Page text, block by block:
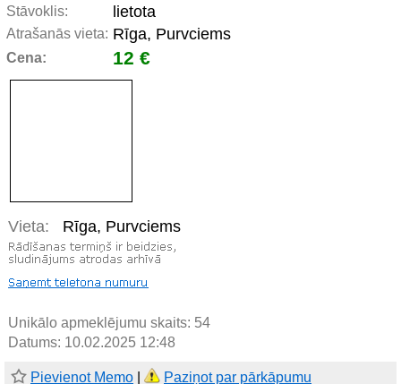
Stāvoklis: lietota
Atrašanās vieta: Rīga, Purvciems
Cena: 12 €
Vieta: Rīga, Purvciems
Unikālo apmeklējumu skaits: 54
Datums: 10.02.2025 12:48
Pievienot Memo Paziņot par pārkāpumu